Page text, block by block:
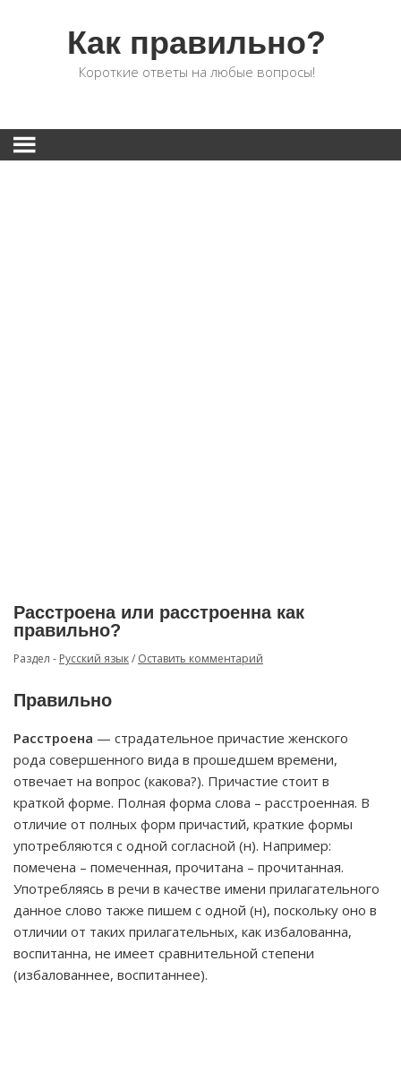
Как правильно?
Короткие ответы на любые вопросы!
Расстроена или расстроенна как
правильно?
Раздел - Русский язык/ Оставить комментарий
Правильно
Расстроена — страдательное причастие женского
рода совершенного вида в прошедшем времени,
отвечает на вопрос (какова?). Причастие стоит в
краткой форме. Полная форма слова – расстроенная. В
отличие от полных форм причастий, краткие формы
употребляются с одной согласной (н). Например:
помечена – помеченная, прочитана – прочитанная.
Употребляясь в речи в качестве имени прилагательного
данное слово также пишем с одной (н), поскольку оно в
отличии от таких прилагательных, как избалованна,
воспитанна, не имеет сравнительной степени
(избалованнее, воспитаннее).